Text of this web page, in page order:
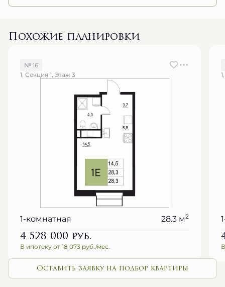
Похожие планировки
№ 16
1, Секция 1, Этаж 3
1-комнатная 28.3 м2
4 528 000руб.
В ипотеку от 18 073 руб./мес.
Оставить заявку на подбор квартиры